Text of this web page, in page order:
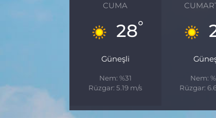
CUMA
28°
Güneşli
Nem: %31
Rüzgar: 5.19 m/s
Nem:
Rüzgar: